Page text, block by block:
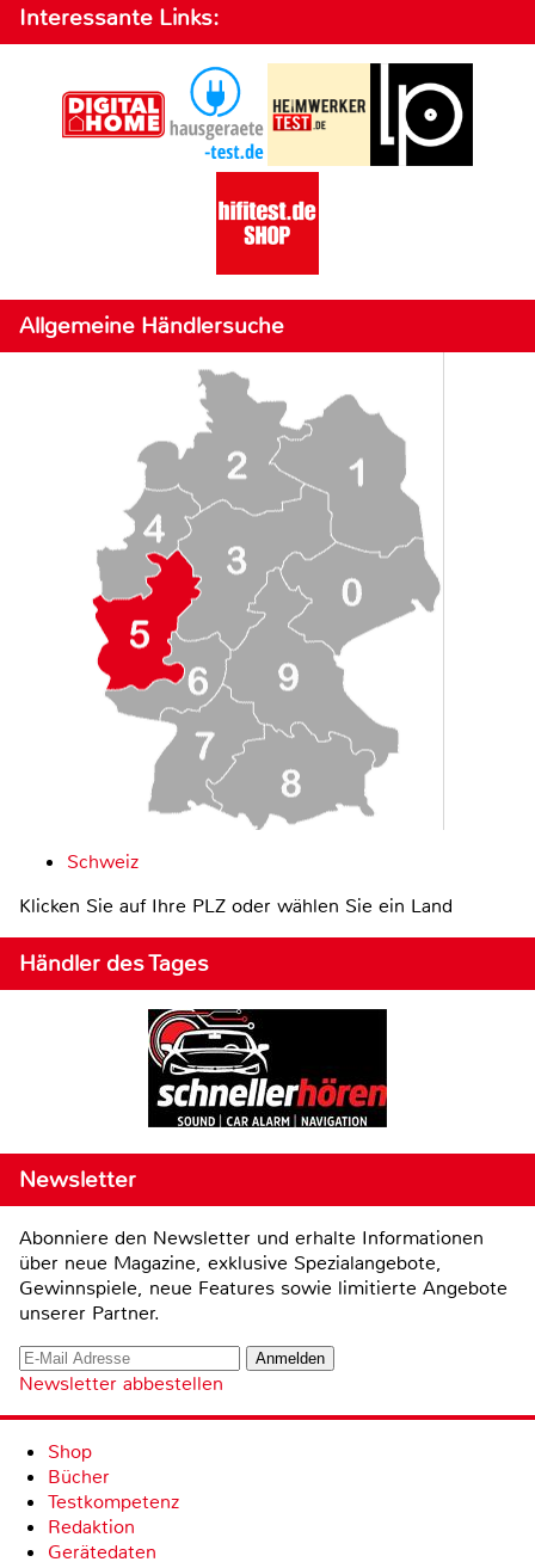
Interessante Links:
Allgemeine Händlersuche
Schweiz
Klicken Sie auf Ihre PLZ oder wählen Sie ein Land
Händler des Tages
Newsletter
Abonniere den Newsletter und erhalte Informationen
über neue Magazine, exklusive Spezialangebote,
Gewinnspiele, neue Features sowie limitierte Angebote
unserer Partner.
Newsletter abbestellen
Shop
Bücher
Testkompetenz
Redaktion
Gerätedaten